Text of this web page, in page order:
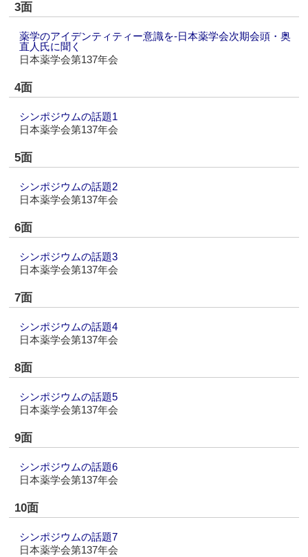
3面
薬学のアイデンティティー意識を‐日本薬学会次期会頭・奥
直人氏に聞く
日本薬学会第137年会
4面
シンポジウムの話題1
日本薬学会第137年会
5面
シンポジウムの話題2
日本薬学会第137年会
6面
シンポジウムの話題3
日本薬学会第137年会
7面
シンポジウムの話題4
日本薬学会第137年会
8面
シンポジウムの話題5
日本薬学会第137年会
9面
シンポジウムの話題6
日本薬学会第137年会
10面
シンポジウムの話題7
日本薬学会第137年会